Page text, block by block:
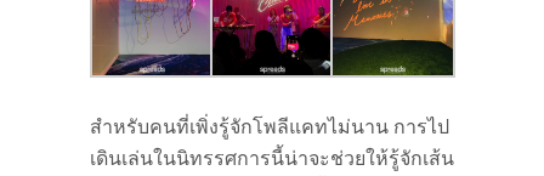
สำหรับคนที่เพิ่งรู้จักโพลีแคทไม่นาน การไป
เดินเล่นในนิทรรศการนี้น่าจะช่วยให้รู้จักเส้น